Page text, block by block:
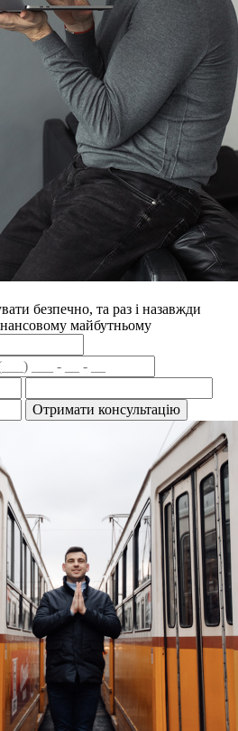
безпечно, та раз і назавжди
майбутньому
Отримати консультацію